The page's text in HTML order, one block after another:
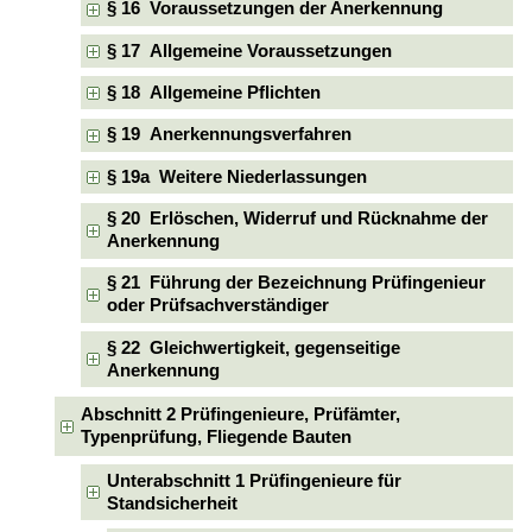
§ 16 Voraussetzungen der Anerkennung
§ 17 Allgemeine Voraussetzungen
§ 18 Allgemeine Pflichten
§ 19 Anerkennungsverfahren
§ 19a Weitere Niederlassungen
§ 20 Erlöschen, Widerruf und Rücknahme der
Anerkennung
§ 21 Führung der Bezeichnung Prüfingenieur
oder Prüfsachverständiger
§ 22 Gleichwertigkeit, gegenseitige
Anerkennung
Abschnitt 2 Prüfingenieure, Prüfämter,
Typenprüfung, Fliegende Bauten
Unterabschnitt 1 Prüfingenieure für
Standsicherheit